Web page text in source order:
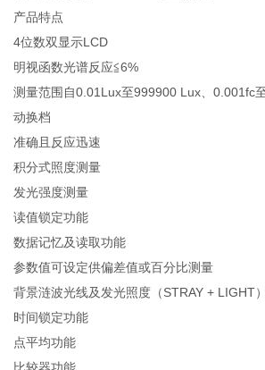
产品特点
4位数双显示LCD
明视函数光谱反应≦6%
测量范围自0.01Lux至999900 Lux、0.001fc
动换档
准确且反应迅速
积分式照度测量
发光强度测量
读值锁定功能
数据记忆及读取功能
参数值可设定供偏差值或百分比测量
背景涟波光线及发光照度（STRAY + LIGHT
时间锁定功能
点平均功能
比较器功能